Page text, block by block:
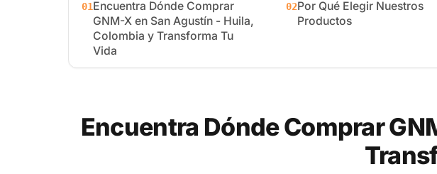
01Encuentra Dónde Comprar
GNM-X en San Agustín - Huila,
Colombia y Transforma Tu
Vida
02Por Qué Elegir Nuestros
Productos
Encuentra Dónde Comprar